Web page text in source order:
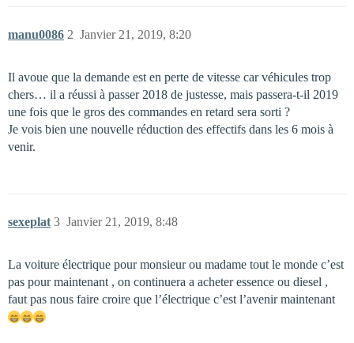
manu0086 Janvier 21, 2019, 8:20
2
Il avoue que la demande est en perte de vitesse car véhicules trop
chers… il a réussi à passer 2018 de justesse, mais passera-t-il 2019
une fois que le gros des commandes en retard sera sorti ?
Je vois bien une nouvelle réduction des effectifs dans les 6 mois à
venir.
sexeplat Janvier 21, 2019, 8:48
3
La voiture électrique pour monsieur ou madame tout le monde c’est
pas pour maintenant , on continuera a acheter essence ou diesel ,
faut pas nous faire croire que l’électrique c’est l’avenir maintenant